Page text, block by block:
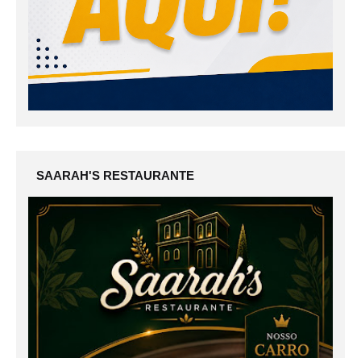
SAARAH'S RESTAURANTE